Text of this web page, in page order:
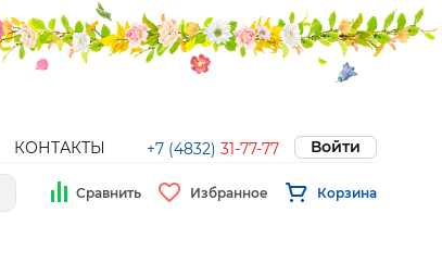
КОНТАКТЫ +7 (4832) 31-77-77 Войти
Сравнить Избранное Корзина